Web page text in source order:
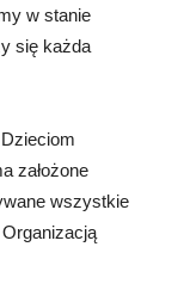
w stanie
się każda
założone
wszystkie